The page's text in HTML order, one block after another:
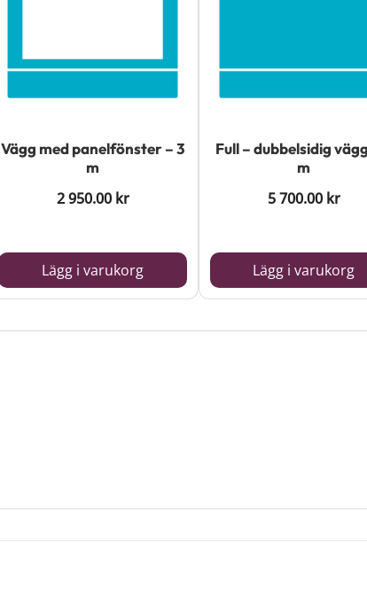
Vägg med panelfönster – 3
m
2 950.00 kr
Lägg i varukorg
Full – dubbelsidig
m
5 700.00 kr
Lägg i varukorg